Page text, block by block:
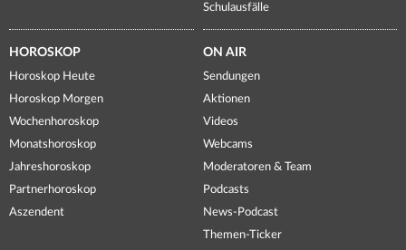
Schulausfälle
HOROSKOP
Horoskop Heute
Horoskop Morgen
Wochenhoroskop
Monatshoroskop
Jahreshoroskop
Partnerhoroskop
Aszendent
ON AIR
Sendungen
Aktionen
Videos
Webcams
Moderatoren & Team
Podcasts
News-Podcast
Themen-Ticker